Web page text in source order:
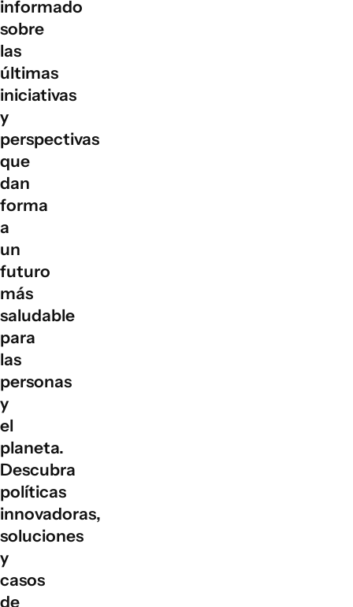
ODS 13 (Acción por el clima):
gases de efecto invernadero.
informado
sobre
las
últimas
iniciativas
y
perspectivas
que
dan
forma
a
un
futuro
más
saludable
para
las
personas
y
el
planeta.
Descubra
políticas
innovadoras,
soluciones
y
casos
de